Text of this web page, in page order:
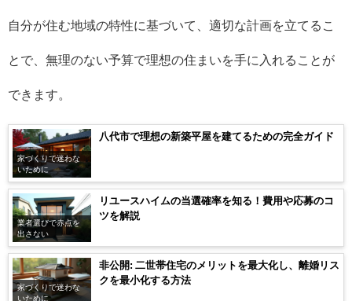
自分が住む地域の特性に基づいて、適切な計画を立てるこ
とで、無理のない予算で理想の住まいを手に入れることが
できます。
家づくりで迷わな
いために
八代市で理想の新築平屋を建てるための完全ガイド
業者選びで赤点を
出さない
リユースハイムの当選確率を知る！費用や応募のコ
ツを解説
家づくりで迷わな
いために
非公開: 二世帯住宅のメリットを最大化し、離婚リス
クを最小化する方法